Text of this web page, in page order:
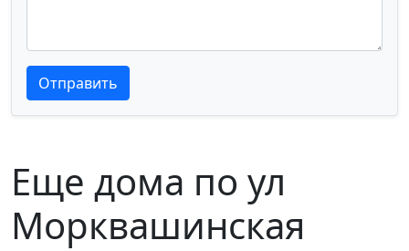
Текст отзыва
Текст отзыва
Отправить
Еще дома по ул
Морквашинская